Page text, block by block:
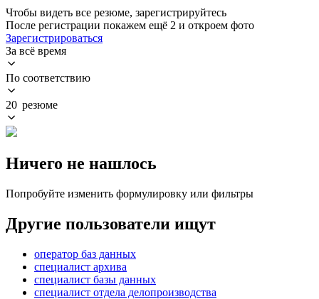
Чтобы видеть все резюме, зарегистрируйтесь
После регистрации покажем ещё 2 и откроем фото
Зарегистрироваться
За всё время
По соответствию
20 резюме
Ничего не нашлось
Попробуйте изменить формулировку или фильтры
Другие пользователи ищут
оператор баз данных
специалист архива
специалист базы данных
специалист отдела делопроизводства